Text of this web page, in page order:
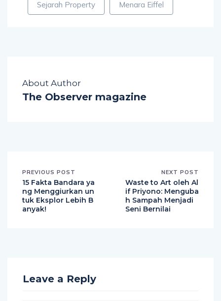
Sejarah Property Menara Eiffel
About Author
The Observer magazine
PREVIOUS POST
15 Fakta Bandara ya
ng Menggiurkan un
tuk Eksplor Lebih B
anyak!
NEXT POST
Waste to Art oleh Al
if Priyono: Menguba
h Sampah Menjadi
Seni Bernilai
Leave a Reply